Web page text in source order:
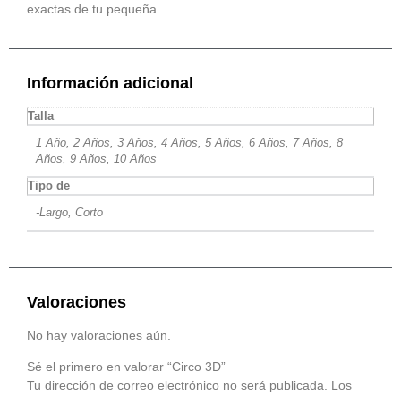
exactas de tu pequeña.
Información adicional
Talla
1 Año, 2 Años, 3 Años, 4 Años, 5 Años, 6 Años, 7 Años, 8
Años, 9 Años, 10 Años
Tipo de
-Largo, Corto
Valoraciones
No hay valoraciones aún.
Sé el primero en valorar “Circo 3D”
Tu dirección de correo electrónico no será publicada.
Los